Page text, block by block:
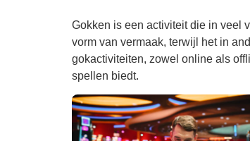
Gokken is een activiteit die in veel
vorm van vermaak, terwijl het in
gokactiviteiten, zowel online als
spellen biedt.